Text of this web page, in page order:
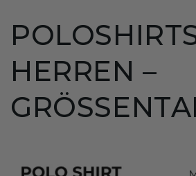
HERREN –